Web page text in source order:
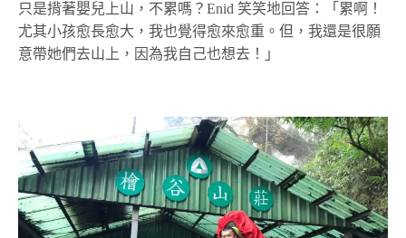
只是揹著嬰兒上山，不累嗎？Enid 笑笑地回答：「累啊！
尤其小孩愈長愈大，我也覺得愈來愈重。但，我還是很願
意帶她們去山上，因為我自己也想去！」